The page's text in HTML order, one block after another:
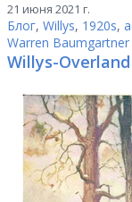
21 июня 2021 г.
Блог, Willys, 1920s,
Warren Baumgartner
Willys-